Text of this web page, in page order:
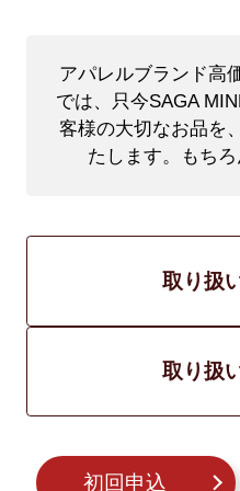
アパレルブランド高
では、只今SAGA
客様の大切なお品を
たします。もち
取り扱
取り扱
初回申込